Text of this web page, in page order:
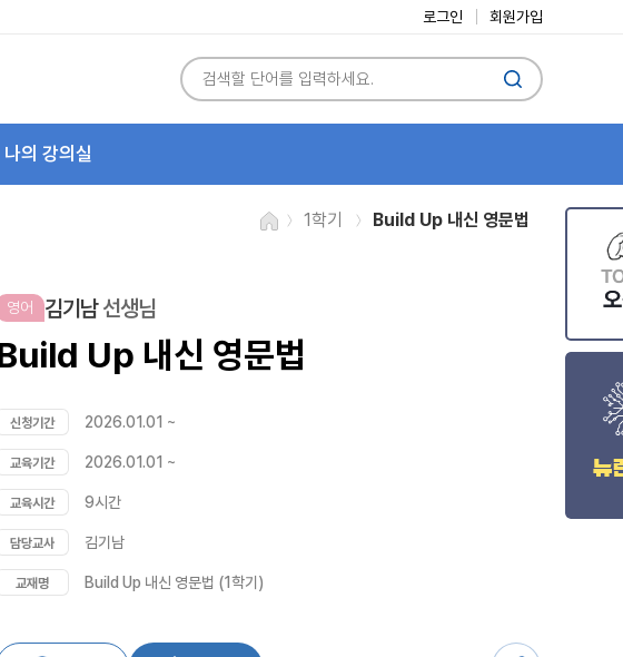
로그인 회원가입
나의 강의실
1학기 Build Up 내신 영문법
영어 김기남선생님
Up 내신 영문법
신청기간 2026.01.01 ~
교육기간 2026.01.01 ~
교육시간 9시간
담당교사 김기남
교재명 Build Up 내신 영문법 (1학기)